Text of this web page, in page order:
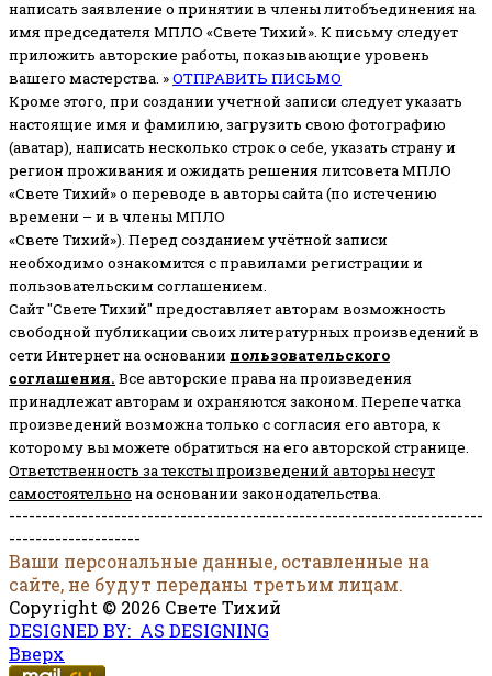
написать заявление о принятии в члены литобъединения на
имя председателя МПЛО «Свете Тихий». К письму следует
приложить авторские работы, показывающие уровень
вашего мастерства. »ОТПРАВИТЬ ПИСЬМО
Кроме этого, при создании учетной записи следует указать
настоящие имя и фамилию, загрузить свою фотографию
(аватар), написать несколько строк о себе, указать страну и
регион проживания и ожидать решения литсовета МПЛО
«Свете Тихий» о переводе в авторы сайта (по истечению
времени – и в члены МПЛО
«Свете Тихий»). Перед созданием учётной записи
необходимо ознакомится с правилами регистрации и
пользовательским соглашением.
Сайт "Свете Тихий" предоставляет авторам возможность
свободной публикации своих литературных произведений в
сети Интернет на основании пользовательского
соглашения. Все авторские права на произведения
принадлежат авторам и охраняются законом. Перепечатка
произведений возможна только с согласия его автора, к
которому вы можете обратиться на его авторской странице.
Ответственность за тексты произведений авторы несут
самостоятельно на основании законодательства.
------------------------------------------------------------------------
--------------------
Ваши персональные данные, оставленные на
сайте, не будут переданы третьим лицам.
Copyright © 2026 Свете Тихий
DESIGNED BY: AS DESIGNING
Вверх